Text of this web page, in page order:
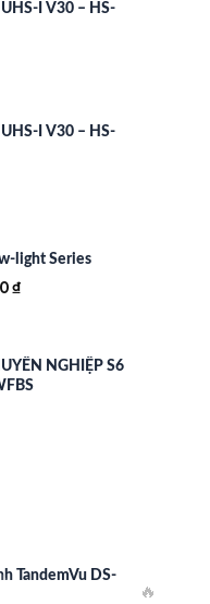
I V30 – HS-
I V30 – HS-
light Series
₫.
₫
là:
4.900.000 ₫.
NGHIỆP S6
TandemVu DS-
🔥